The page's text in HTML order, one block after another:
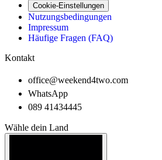
Cookie-Einstellungen
Nutzungsbedingungen
Impressum
Häufige Fragen (FAQ)
Kontakt
office@weekend4two.com
WhatsApp
089 41434445
Wähle dein Land